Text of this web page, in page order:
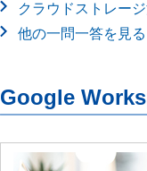
クラウドストレー
他の一問一答を見る
Google